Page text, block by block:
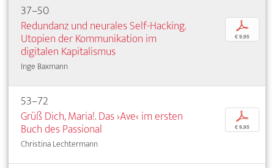
37–50
Redundanz und neurales Self-Hacking.
Utopien der Kommunikation im
digitalen Kapitalismus
Inge Baxmann
p
€ 9,95
53–72
Grüß Dich, Maria!. Das ›Ave‹ im ersten
Buch des Passional
Christina Lechtermann
p
€ 9,95